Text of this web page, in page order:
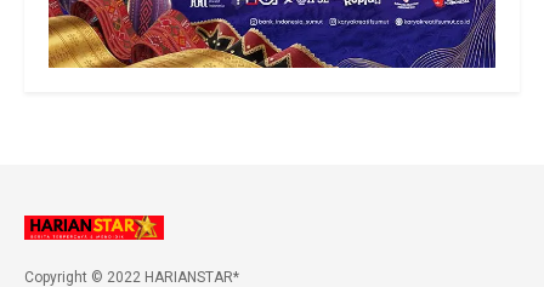
Copyright © 2022 HARIANSTAR*